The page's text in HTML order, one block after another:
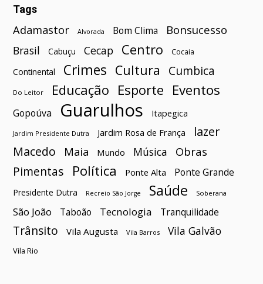
Tags
Adamastor Alvorada Bom Clima Bonsucesso
Brasil Cabuçu Cecap Centro Cocaia
Continental Crimes Cultura Cumbica
Do Leitor Educação Esporte Eventos
Gopoúva Guarulhos Itapegica
Jardim Presidente Dutra Jardim Rosa de França
lazer
Macedo
Maia Mundo Música Obras
Pimentas Política Ponte Alta Ponte Grande
Presidente Dutra Recreio São Jorge Saúde Soberana
São João Taboão Tecnologia Tranquilidade
Trânsito Vila Augusta Vila Barros Vila Galvão
Vila Rio